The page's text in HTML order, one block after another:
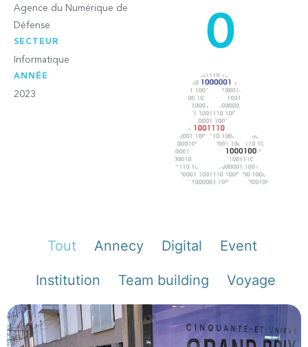
Agence du Numérique de
Défense
SECTEUR
Informatique
ANNÉE
2023
0
Tout Annecy Digital Event
Institution Team building Voyage